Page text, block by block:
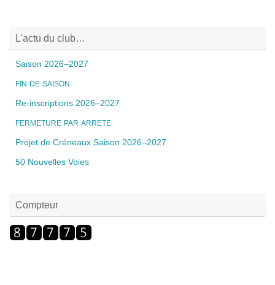
L'actu du club…
Saison 2026–2027
FIN DE SAISON
Re-inscriptions 2026–2027
FERMETURE PAR ARRETE
Projet de Créneaux Saison 2026–2027
50 Nouvelles Voies
Compteur